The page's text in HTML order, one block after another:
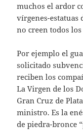
muchos el ardor
vírgenes-estatuas
no creen todos
Por ejemplo el
solicitado
reciben los
La Virgen de los
Gran Cruz de
ministro. Es la
de piedra-bronce